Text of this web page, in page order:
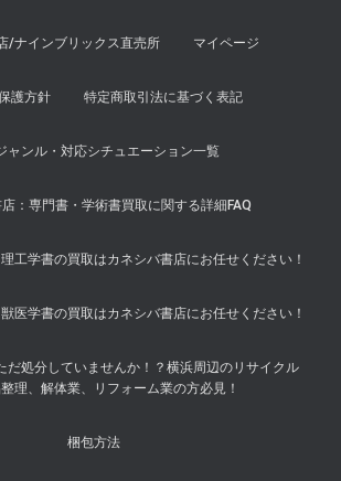
/ナインブリックス直売所 マイページ
護方針 特定商取引法に基づく表記
ャンル・対応シチュエーション一覧
：専門書・学術書買取に関する詳細FAQ
工学書の買取はカネシバ書店にお任せください！
医学書の買取はカネシバ書店にお任せください！
だ処分していませんか！？横浜周辺のリサイクル
理、解体業、リフォーム業の方必見！
梱包方法